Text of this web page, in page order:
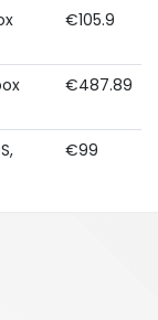
€105.9
€487.89
€99